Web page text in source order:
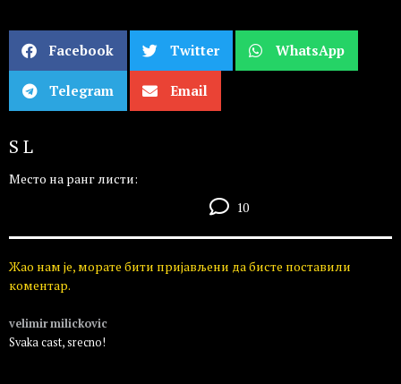
Facebook Twitter WhatsApp
Telegram Email
S L
Место на ранг листи:
10
Жао нам је, морате бити пријављени да бисте поставили
коментар.
velimir milickovic
Svaka cast, srecno!